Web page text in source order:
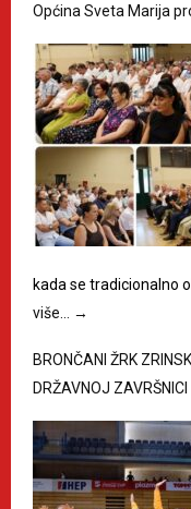
Općina Sveta Marija
kada se tradicionalno
više…
→
BRONČANI ŽRK
DRŽAVNOJ ZAVRŠNICI